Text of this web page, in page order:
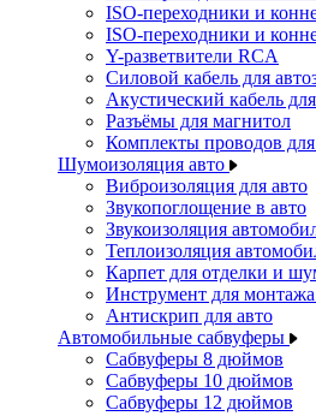
ISO-переходники и
ISO-переходники и
Y-разветвители RCA
Силовой кабель для
Акустический кабель для
Разъёмы для магнитол
Комплекты проводов
Шумоизоляция авто
Виброизоляция для авто
Звукопоглощение в авто
Звукоизоляция
Теплоизоляция
Карпет для отделки и
Инструмент для
Антискрип для авто
Автомобильные сабвуферы
Сабвуферы 8 дюймов
Сабвуферы 10 дюймов
Сабвуферы 12 дюймов